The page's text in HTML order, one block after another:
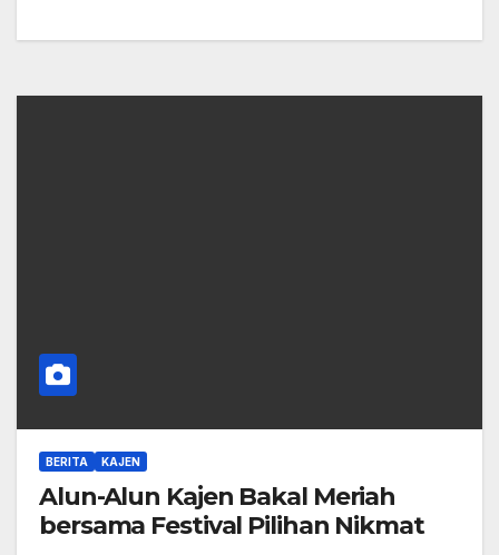
BERITA KAJEN
Alun-Alun Kajen Bakal Meriah
bersama Festival Pilihan Nikmat